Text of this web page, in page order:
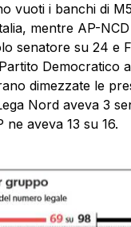
vuoti i banchi di
mentre AP-
senatore su 24 e
Democratico
dimezzate le
Nord aveva 3
ne aveva 13 su 16.